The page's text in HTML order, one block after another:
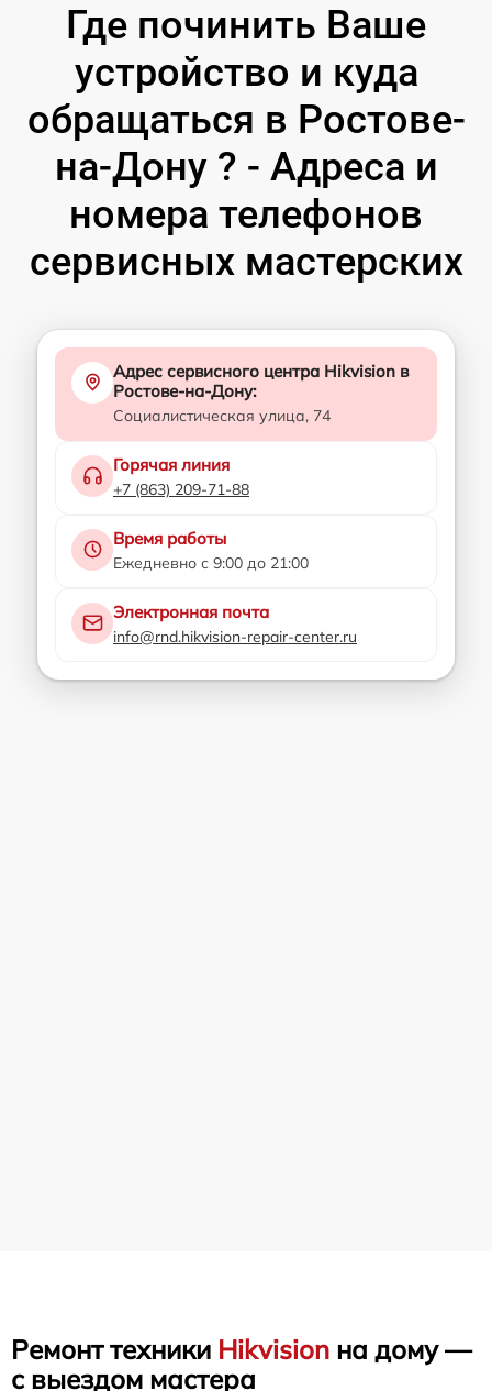
Где починить Ваше
устройство и куда
обращаться в Ростове-
на-Дону ? - Адреса и
номера телефонов
сервисных мастерских
Адрес сервисного центра Hikvision в
Ростове-на-Дону:
Социалистическая улица, 74
Горячая линия
+7 (863) 209-71-88
Время работы
Ежедневно с 9:00 до 21:00
Электронная почта
info@rnd.hikvision-repair-center.ru
Ремонт техники Hikvision на дому —
с выездом мастера